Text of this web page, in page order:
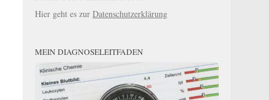
Hier geht es zur Datenschutzerklärung
MEIN DIAGNOSELEITFADEN